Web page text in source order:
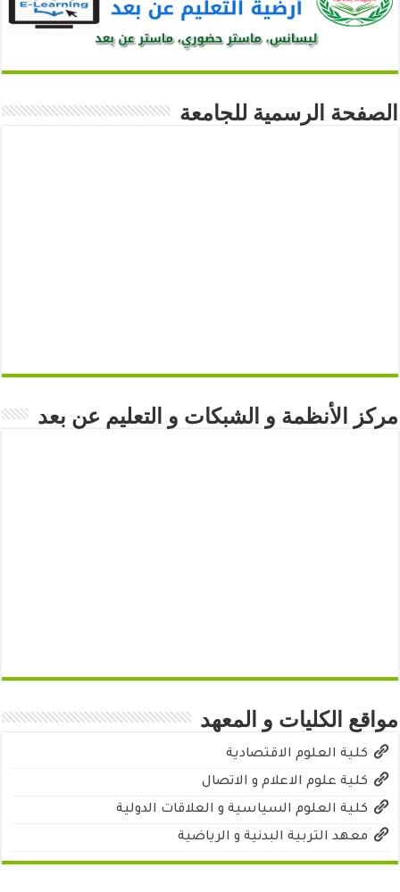
الصفحة الرسمية للجامعة
مركز الأنظمة و الشبكات و التعليم عن بعد
مواقع الكليات و المعهد
كلية العلوم الاقتصادية
كلية علوم الاعلام و الاتصال
كلية العلوم السياسية و العلاقات الدولية
معهد التربية البدنية و الرياضية